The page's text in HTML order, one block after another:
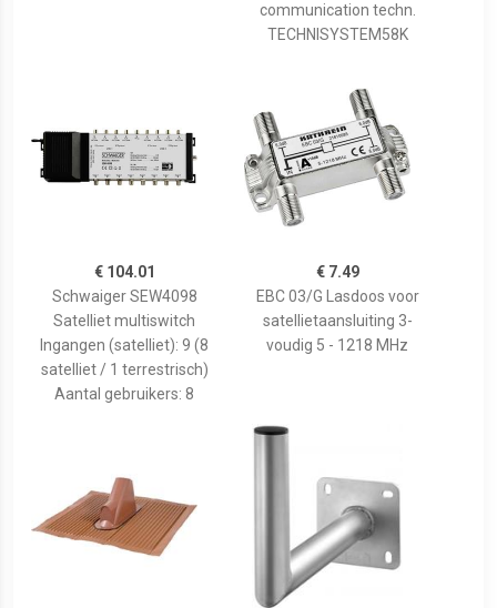
communication techn.
TECHNISYSTEM58K
€ 104.01
Schwaiger SEW4098
Satelliet multiswitch
Ingangen (satelliet): 9 (8
satelliet / 1 terrestrisch)
Aantal gebruikers: 8
€ 7.49
EBC 03/G Lasdoos voor
satellietaansluiting 3-
voudig 5 - 1218 MHz